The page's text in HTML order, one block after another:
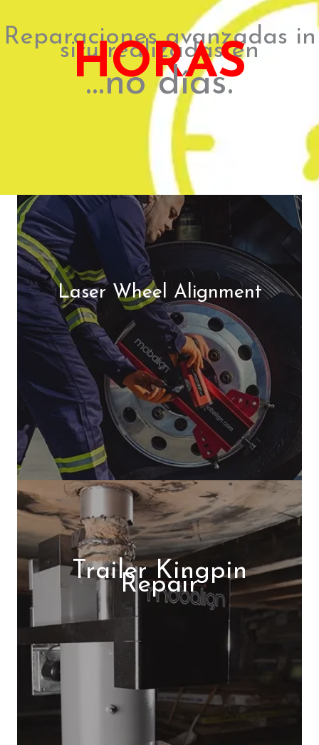
Reparaciones avanzadas in
situ realizadas en
HORAS
...no días.
Laser Wheel Alignment
Trailer Kingpin
Repair